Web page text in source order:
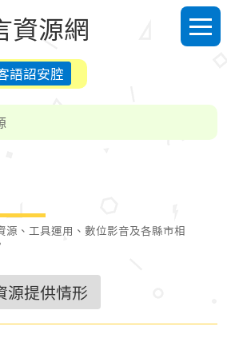
資源網
選單
語詔安腔
源、工具運用、數位影音及各縣市相
源提供情形